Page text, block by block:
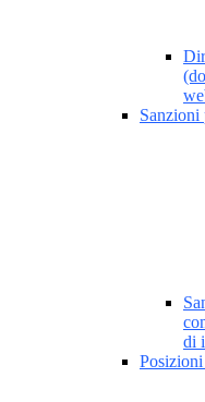
Sanzioni
di